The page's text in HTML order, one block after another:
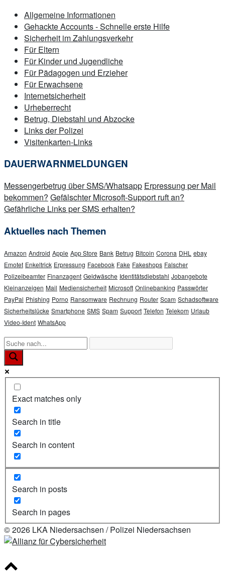
Allgemeine Informationen
Gehackte Accounts - Schnelle erste Hilfe
Sicherheit im Zahlungsverkehr
Für Eltern
Für Kinder und Jugendliche
Für Pädagogen und Erzieher
Für Erwachsene
Internetsicherheit
Urheberrecht
Betrug, Diebstahl und Abzocke
Links der Polizei
Visitenkarten-Links
DAUERWARNMELDUNGEN
Messengerbetrug über SMS/Whatsapp Erpressung per Mail
bekommen? Gefälschter Microsoft-Support ruft an?
Gefährliche Links per SMS erhalten?
Aktuelles nach Themen
Amazon Android Apple App Store Bank Betrug Bitcoin Corona DHL ebay
Emotet Enkeltrick Erpressung Facebook Fake Fakeshops Falscher
Polizeibeamter Finanzagent Geldwäsche Identitätsdiebstahl Jobangebote
Kleinanzeigen Mail Mediensicherheit Microsoft Onlinebanking Passwörter
PayPal Phishing Porno Ransomware Rechnung Router Scam Schadsoftware
Sicherheitslücke Smartphone SMS Spam Support Telefon Telekom Urlaub
Video-Ident WhatsApp
Exact matches only
Search in title
Search in content
Search in posts
Search in pages
© 2026 LKA Niedersachsen / Polizei Niedersachsen
Scroll